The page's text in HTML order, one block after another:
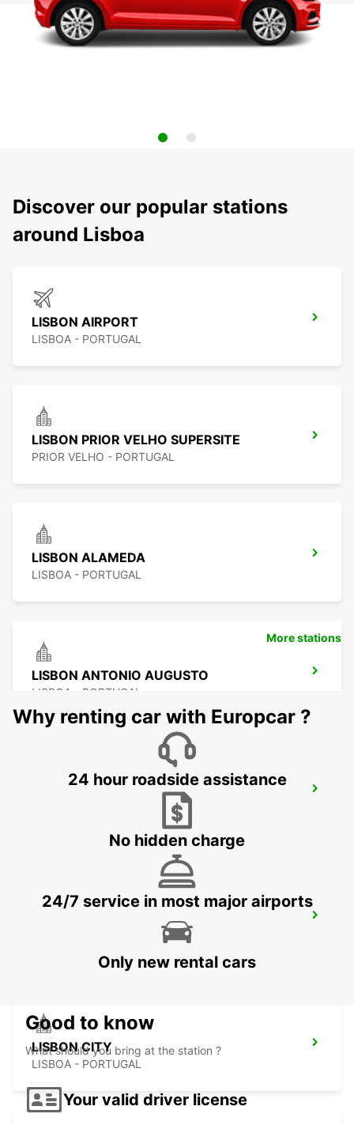
Discover our popular stations
around Lisboa
LISBON AIRPORT
LISBOA - PORTUGAL
LISBON PRIOR VELHO SUPERSITE
PRIOR VELHO - PORTUGAL
LISBON ALAMEDA
LISBOA - PORTUGAL
LISBON ANTONIO AUGUSTO
LISBOA - PORTUGAL
LISBON EL CORTE INGLES
LISBON SANTA APOLONIA MAIN
LISBON CITY
LISBOA - PORTUGAL
More stations
Why renting car with Europcar ?
24 hour roadside assistance
No hidden charge
24/7 service in most major airports
Only new rental cars
Good to know
What should you bring at the station ?
Your valid driver license